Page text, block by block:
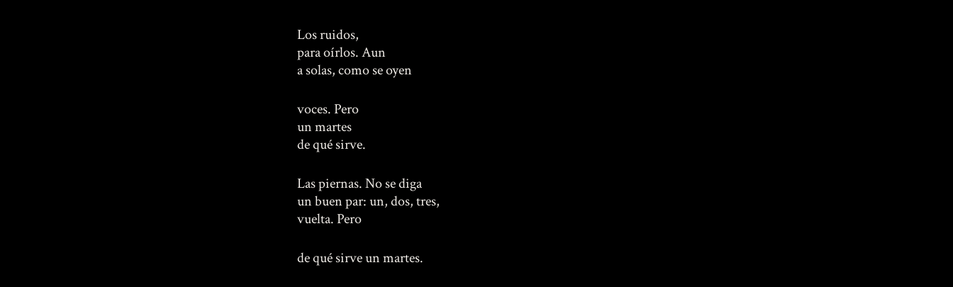
Los ruidos,
para oírlos. Aun
a solas, como se oyen
voces. Pero
un martes
de qué sirve.
Las piernas. No se diga
un buen par: un, dos, tres,
vuelta. Pero
de qué sirve un martes.